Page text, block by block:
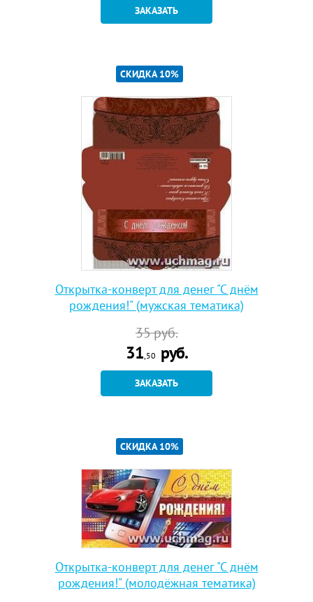
ЗАКАЗАТЬ
СКИДКА 10%
Открытка-конверт для денег "С днём
рождения!" (мужская тематика)
35руб.
31,50 руб.
ЗАКАЗАТЬ
СКИДКА 10%
Открытка-конверт для денег "С днём
рождения!" (молодёжная тематика)